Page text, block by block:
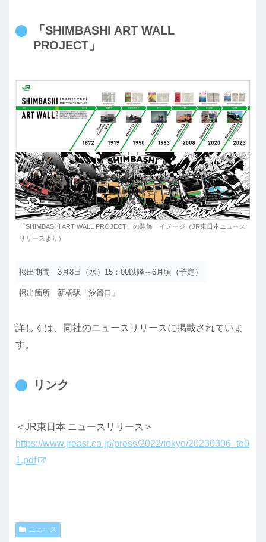
「SHIMBASHI ART WALL
PROJECT」
「SHIMBASHI ART WALL PROJECT」の装飾 イメージ（JR東日本ニュース
リリースより）
掲出期間 3月8日（水）15：00以降～6月頃（予定）
掲出箇所 新橋駅「汐留口」
詳しくは、同社のニュースリリースに掲載されていま
す。
リンク
＜JR東日本 ニュースリリース＞
https://www.jreast.co.jp/press/2022/tokyo/20230306_to0
1.pdf
ニュース